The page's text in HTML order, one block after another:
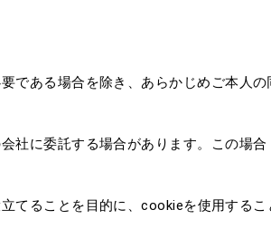
である場合を除き、あらかじめご本人の
社に委託する場合があります。この場合
てることを目的に、cookieを使用するこ